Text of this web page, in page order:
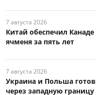
7 августа 2026
Китай обеспечил
ячменя за пять лет
7 августа 2026
Украина и Польша
через западную границу